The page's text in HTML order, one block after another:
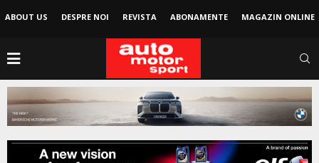
ABOUT US DESPRE NOI REVISTA ABONAMENTE MAGAZIN ONLINE